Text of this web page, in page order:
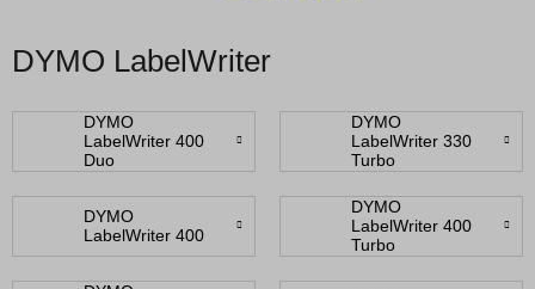
DYMO LabelWriter
DYMO
LabelWriter 400
Duo
DYMO
LabelWriter 330
Turbo
DYMO
LabelWriter 400
DYMO
LabelWriter 400
Turbo